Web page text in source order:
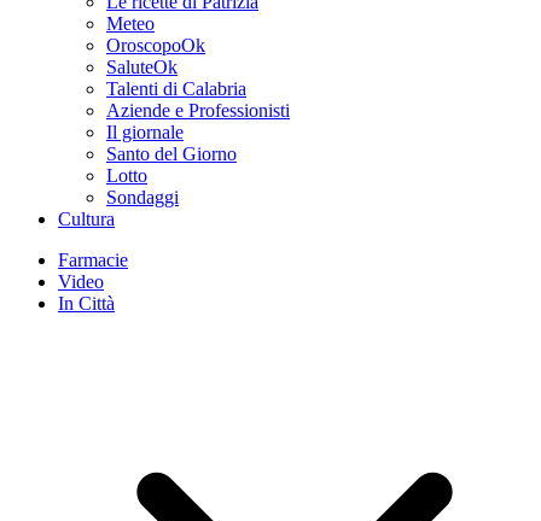
Meteo
OroscopoOk
SaluteOk
Talenti di Calabria
Aziende e Professionisti
Il giornale
Santo del Giorno
Lotto
Sondaggi
Cultura
Farmacie
Video
In Città